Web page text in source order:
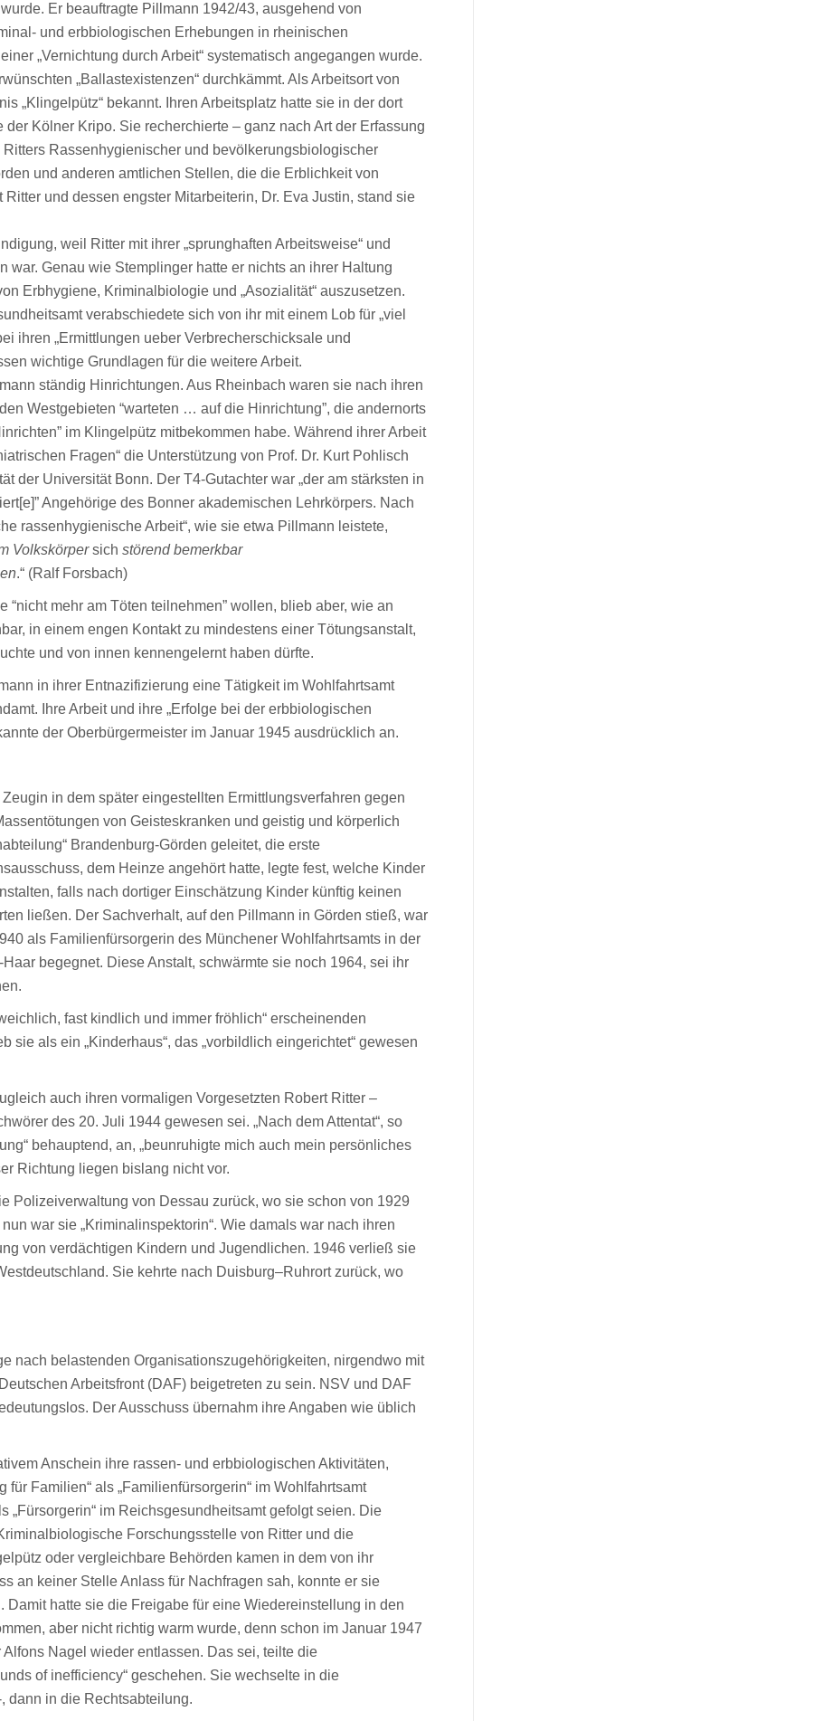
Er beauftragte Pillmann 1942/43, ausgehend von
und erbbiologischen Erhebungen in rheinischen
„Vernichtung durch Arbeit“ systematisch angegangen wurde.
„Ballastexistenzen“ durchkämmt. Als Arbeitsort von
„Klingelpütz“ bekannt. Ihren Arbeitsplatz hatte sie in der dort
Kölner Kripo. Sie recherchierte – ganz nach Art der Erfassung
Ritters Rassenhygienischer und bevölkerungsbiologischer
und anderen amtlichen Stellen, die die Erblichkeit von
und dessen engster Mitarbeiterin, Dr. Eva Justin, stand sie
weil Ritter mit ihrer „sprunghaften Arbeitsweise“ und
Genau wie Stemplinger hatte er nichts an ihrer Haltung
Erbhygiene, Kriminalbiologie und „Asozialität“ auszusetzen.
verabschiedete sich von ihr mit einem Lob für „viel
ihren „Ermittlungen ueber Verbrecherschicksale und
wichtige Grundlagen für die weitere Arbeit.
ständig Hinrichtungen. Aus Rheinbach waren sie nach ihren
Westgebieten “warteten … auf die Hinrichtung”, die andernorts
im Klingelpütz mitbekommen habe. Während ihrer Arbeit
Fragen“ die Unterstützung von Prof. Dr. Kurt Pohlisch
der Universität Bonn. Der T4-Gutachter war „der am stärksten in
Angehörige des Bonner akademischen Lehrkörpers. Nach
rassenhygienische Arbeit“, wie sie etwa Pillmann leistete,
Volkskörpersich störend bemerkbar
.“ (Ralf Forsbach)
mehr am Töten teilnehmen” wollen, blieb aber, wie an
in einem engen Kontakt zu mindestens einer Tötungsanstalt,
und von innen kennengelernt haben dürfte.
in ihrer Entnazifizierung eine Tätigkeit im Wohlfahrtsamt
Ihre Arbeit und ihre „Erfolge bei der erbbiologischen
der Oberbürgermeister im Januar 1945 ausdrücklich an.
in dem später eingestellten Ermittlungsverfahren gegen
von Geisteskranken und geistig und körperlich
Brandenburg-Görden geleitet, die erste
dem Heinze angehört hatte, legte fest, welche Kinder
falls nach dortiger Einschätzung Kinder künftig keinen
ließen. Der Sachverhalt, auf den Pillmann in Görden stieß, war
als Familienfürsorgerin des Münchener Wohlfahrtsamts in der
begegnet. Diese Anstalt, schwärmte sie noch 1964, sei ihr
fast kindlich und immer fröhlich“ erscheinenden
als ein „Kinderhaus“, das „vorbildlich eingerichtet“ gewesen
auch ihren vormaligen Vorgesetzten Robert Ritter –
des 20. Juli 1944 gewesen sei. „Nach dem Attentat“, so
behauptend, an, „beunruhigte mich auch mein persönliches
Richtung liegen bislang nicht vor.
Polizeiverwaltung von Dessau zurück, wo sie schon von 1929
war sie „Kriminalinspektorin“. Wie damals war nach ihren
von verdächtigen Kindern und Jugendlichen. 1946 verließ sie
Sie kehrte nach Duisburg–Ruhrort zurück, wo
nach belastenden Organisationszugehörigkeiten, nirgendwo mit
Arbeitsfront (DAF) beigetreten zu sein. NSV und DAF
Der Ausschuss übernahm ihre Angaben wie üblich
Anschein ihre rassen- und erbbiologischen Aktivitäten,
Familien“ als „Familienfürsorgerin“ im Wohlfahrtsamt
„Fürsorgerin“ im Reichsgesundheitsamt gefolgt seien. Die
Forschungsstelle von Ritter und die
oder vergleichbare Behörden kamen in dem von ihr
an keiner Stelle Anlass für Nachfragen sah, konnte er sie
Damit hatte sie die Freigabe für eine Wiedereinstellung in den
aber nicht richtig warm wurde, denn schon im Januar 1947
Nagel wieder entlassen. Das sei, teilte die
of inefficiency“ geschehen. Sie wechselte in die
dann in die Rechtsabteilung.